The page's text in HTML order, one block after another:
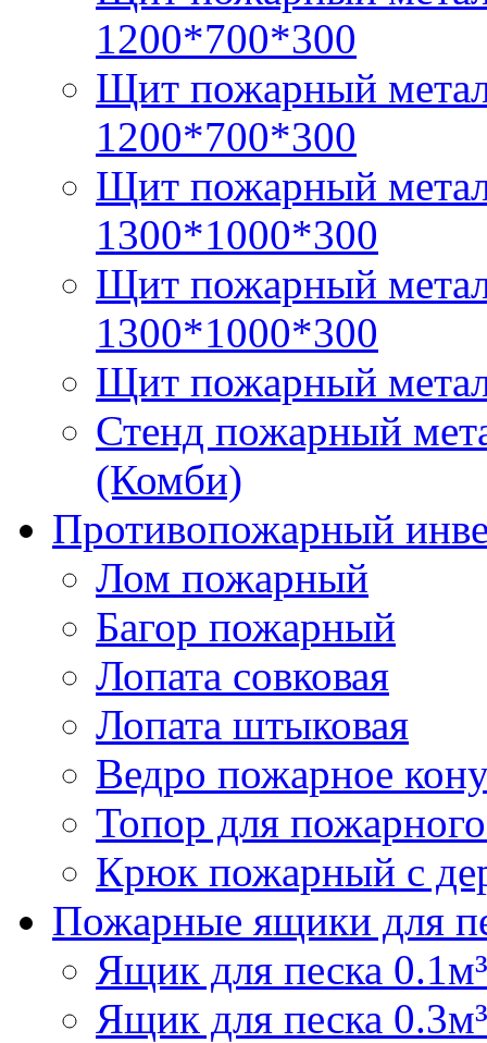
1200*700*300
Щит пожарный
1200*700*300
Щит пожарный
1300*1000*300
Щит пожарный
1300*1000*300
Щит пожарный
Стенд пожарный
(Комби)
Противопожарный
Лом пожарный
Багор пожарный
Лопата совковая
Лопата штыковая
Ведро пожарное
Топор для
Крюк пожарный с
Пожарные ящики для
Ящик для песка 0.1м³
Ящик для песка 0.3м³